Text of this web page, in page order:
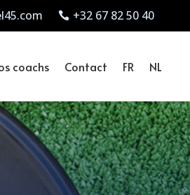
+32 67 82 50 40
coachs Contact FR NL